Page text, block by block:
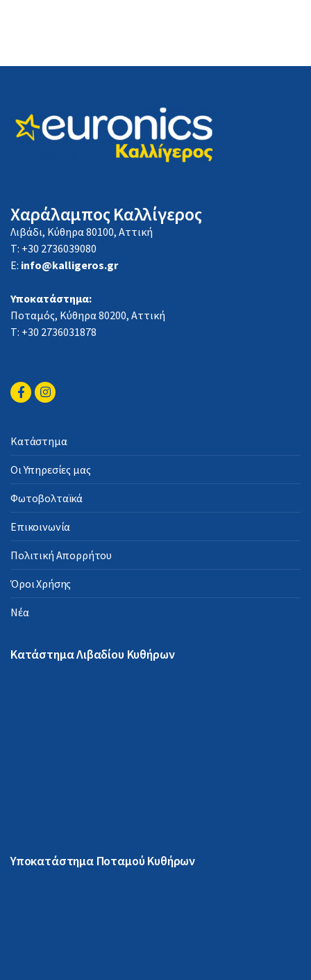
Χαράλαμπος Καλλίγερος
Λιβάδι, Κύθηρα 80100, Αττική
Τ: +30 2736039080
E: info@kalligeros.gr
Υποκατάστημα:
Ποταμός, Κύθηρα 80200, Αττική
Τ: +30 2736031878
Κατάστημα
Οι Υπηρεσίες μας
Φωτοβολταϊκά
Επικοινωνία
Πολιτική Απορρήτου
Όροι Χρήσης
Νέα
Κατάστημα Λιβαδίου Κυθήρων
Υποκατάστημα Ποταμού Κυθήρων